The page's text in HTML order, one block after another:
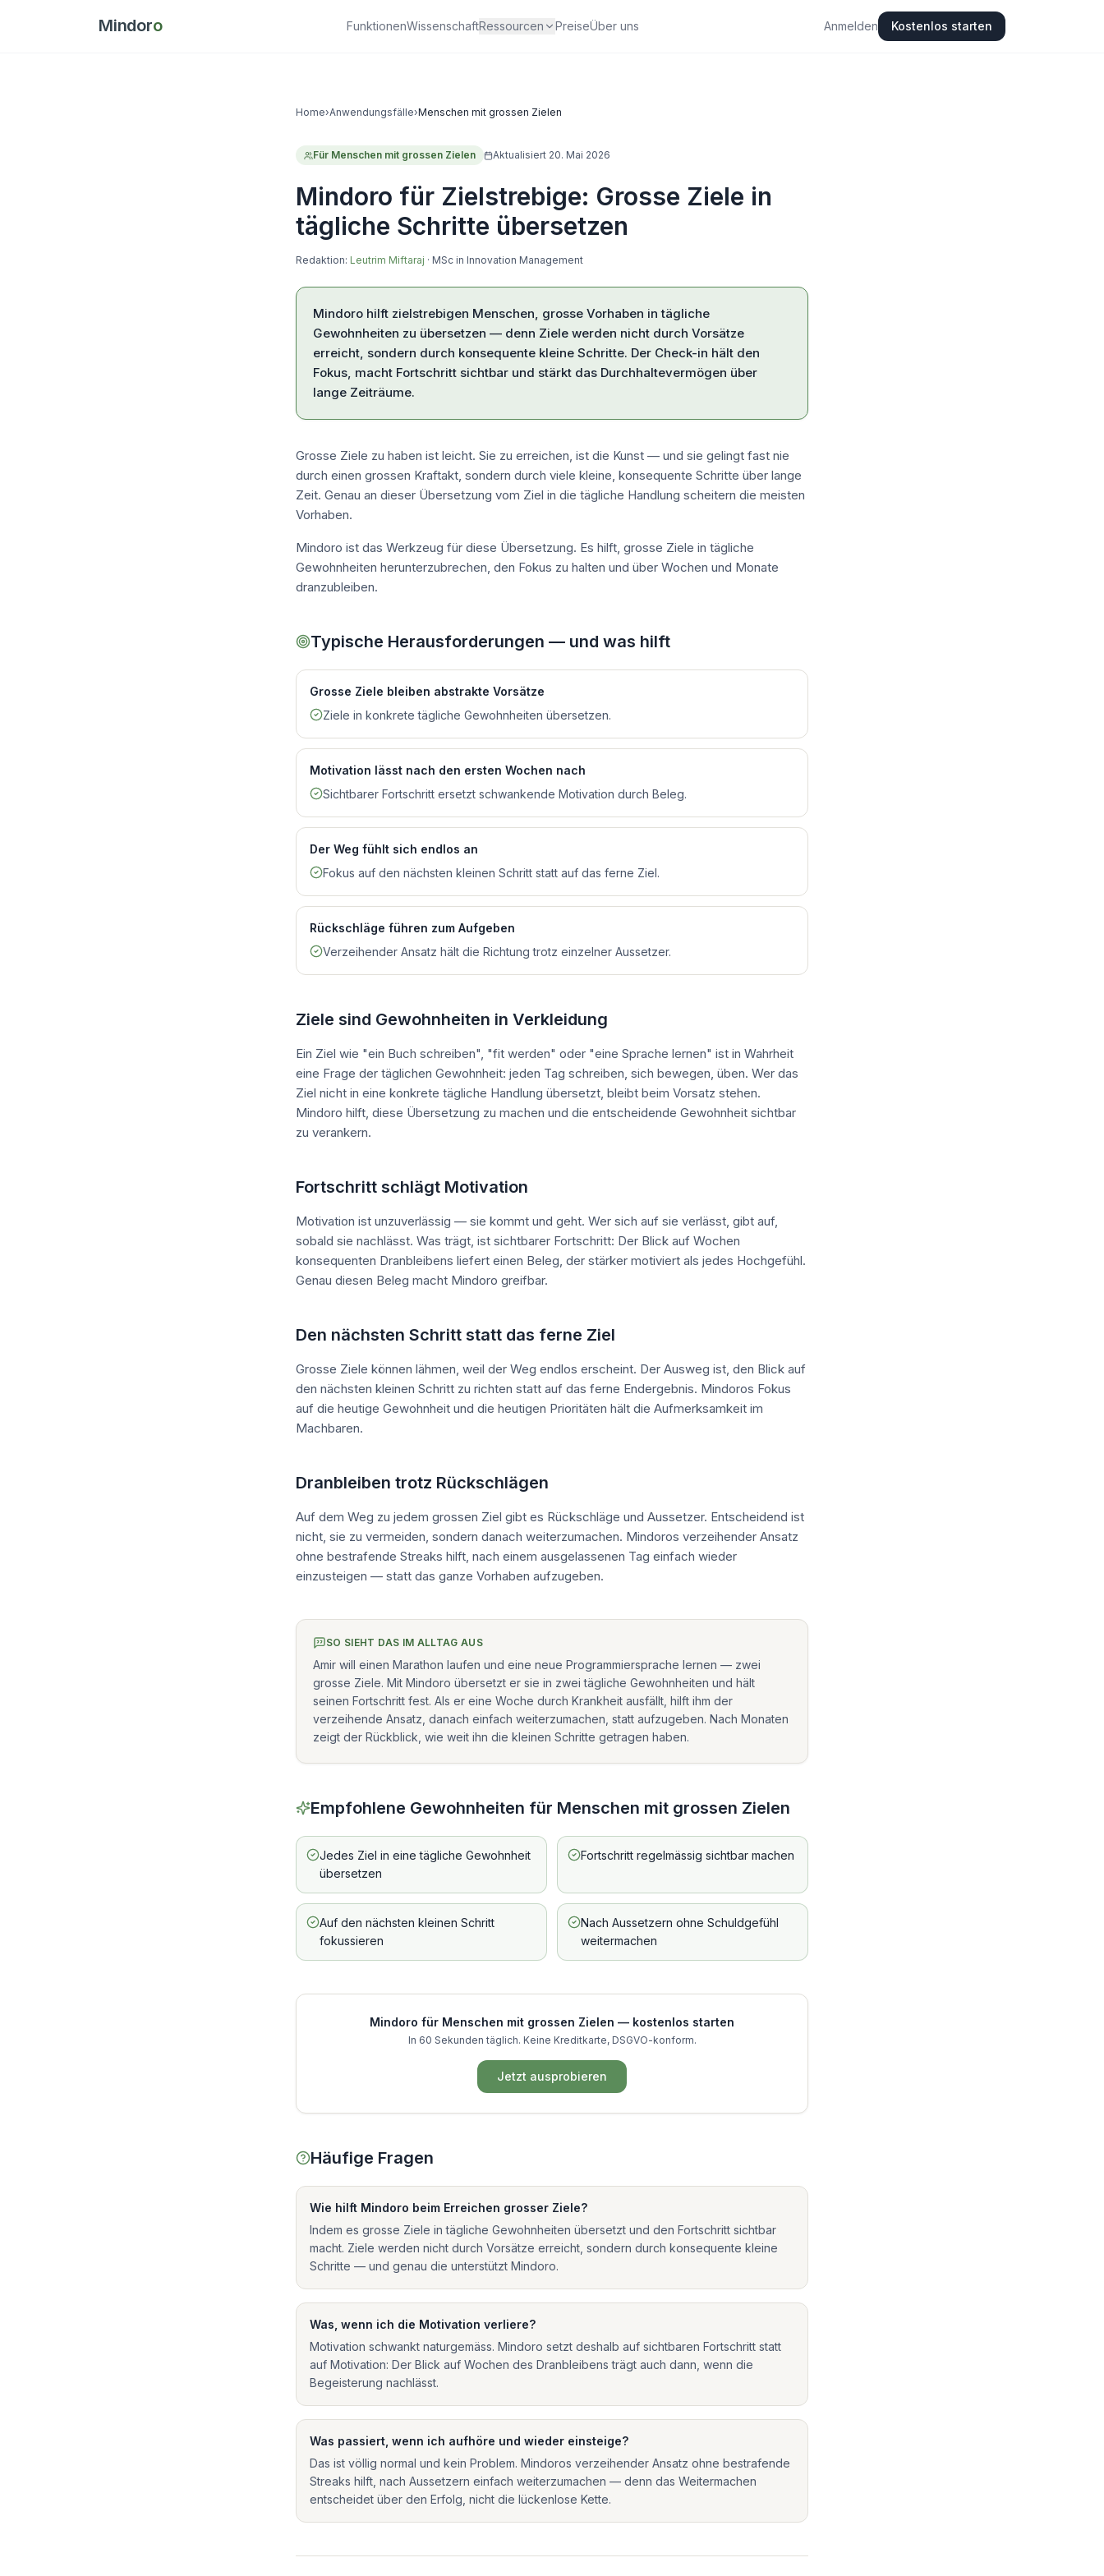
Mindoro FunktionenWissenschaftRessourcen PreiseÜber uns Anmelden Kostenlos starten
Home›Anwendungsfälle›Menschen mit grossen Zielen
Für Menschen mit grossen Zielen Aktualisiert 20. Mai 2026
Mindoro für Zielstrebige: Grosse Ziele in
tägliche Schritte übersetzen
Redaktion: Leutrim Miftaraj · MSc in Innovation Management
Mindoro hilft zielstrebigen Menschen, grosse Vorhaben in tägliche
Gewohnheiten zu übersetzen — denn Ziele werden nicht durch Vorsätze
erreicht, sondern durch konsequente kleine Schritte. Der Check-in hält den
Fokus, macht Fortschritt sichtbar und stärkt das Durchhaltevermögen über
lange Zeiträume.
Grosse Ziele zu haben ist leicht. Sie zu erreichen, ist die Kunst — und sie gelingt fast nie
durch einen grossen Kraftakt, sondern durch viele kleine, konsequente Schritte über lange
Zeit. Genau an dieser Übersetzung vom Ziel in die tägliche Handlung scheitern die meisten
Vorhaben.
Mindoro ist das Werkzeug für diese Übersetzung. Es hilft, grosse Ziele in tägliche
Gewohnheiten herunterzubrechen, den Fokus zu halten und über Wochen und Monate
dranzubleiben.
Typische Herausforderungen — und was hilft
Grosse Ziele bleiben abstrakte Vorsätze
Ziele in konkrete tägliche Gewohnheiten übersetzen.
Motivation lässt nach den ersten Wochen nach
Sichtbarer Fortschritt ersetzt schwankende Motivation durch Beleg.
Der Weg fühlt sich endlos an
Fokus auf den nächsten kleinen Schritt statt auf das ferne Ziel.
Rückschläge führen zum Aufgeben
Verzeihender Ansatz hält die Richtung trotz einzelner Aussetzer.
Ziele sind Gewohnheiten in Verkleidung
Ein Ziel wie "ein Buch schreiben", "fit werden" oder "eine Sprache lernen" ist in Wahrheit
eine Frage der täglichen Gewohnheit: jeden Tag schreiben, sich bewegen, üben. Wer das
Ziel nicht in eine konkrete tägliche Handlung übersetzt, bleibt beim Vorsatz stehen.
Mindoro hilft, diese Übersetzung zu machen und die entscheidende Gewohnheit sichtbar
zu verankern.
Fortschritt schlägt Motivation
Motivation ist unzuverlässig — sie kommt und geht. Wer sich auf sie verlässt, gibt auf,
sobald sie nachlässt. Was trägt, ist sichtbarer Fortschritt: Der Blick auf Wochen
konsequenten Dranbleibens liefert einen Beleg, der stärker motiviert als jedes Hochgefühl.
Genau diesen Beleg macht Mindoro greifbar.
Den nächsten Schritt statt das ferne Ziel
Grosse Ziele können lähmen, weil der Weg endlos erscheint. Der Ausweg ist, den Blick auf
den nächsten kleinen Schritt zu richten statt auf das ferne Endergebnis. Mindoros Fokus
auf die heutige Gewohnheit und die heutigen Prioritäten hält die Aufmerksamkeit im
Machbaren.
Dranbleiben trotz Rückschlägen
Auf dem Weg zu jedem grossen Ziel gibt es Rückschläge und Aussetzer. Entscheidend ist
nicht, sie zu vermeiden, sondern danach weiterzumachen. Mindoros verzeihender Ansatz
ohne bestrafende Streaks hilft, nach einem ausgelassenen Tag einfach wieder
einzusteigen — statt das ganze Vorhaben aufzugeben.
SO SIEHT DAS IM ALLTAG AUS
Amir will einen Marathon laufen und eine neue Programmiersprache lernen — zwei
grosse Ziele. Mit Mindoro übersetzt er sie in zwei tägliche Gewohnheiten und hält
seinen Fortschritt fest. Als er eine Woche durch Krankheit ausfällt, hilft ihm der
verzeihende Ansatz, danach einfach weiterzumachen, statt aufzugeben. Nach Monaten
zeigt der Rückblick, wie weit ihn die kleinen Schritte getragen haben.
Empfohlene Gewohnheiten für Menschen mit grossen Zielen
Jedes Ziel in eine tägliche Gewohnheit
übersetzen
Fortschritt regelmässig sichtbar machen
Auf den nächsten kleinen Schritt
fokussieren
Nach Aussetzern ohne Schuldgefühl
weitermachen
Mindoro für Menschen mit grossen Zielen — kostenlos starten
In 60 Sekunden täglich. Keine Kreditkarte, DSGVO-konform.
Jetzt ausprobieren
Häufige Fragen
Wie hilft Mindoro beim Erreichen grosser Ziele?
Indem es grosse Ziele in tägliche Gewohnheiten übersetzt und den Fortschritt sichtbar
macht. Ziele werden nicht durch Vorsätze erreicht, sondern durch konsequente kleine
Schritte — und genau die unterstützt Mindoro.
Was, wenn ich die Motivation verliere?
Motivation schwankt naturgemäss. Mindoro setzt deshalb auf sichtbaren Fortschritt statt
auf Motivation: Der Blick auf Wochen des Dranbleibens trägt auch dann, wenn die
Begeisterung nachlässt.
Was passiert, wenn ich aufhöre und wieder einsteige?
Das ist völlig normal und kein Problem. Mindoros verzeihender Ansatz ohne bestrafende
Streaks hilft, nach Aussetzern einfach weiterzumachen — denn das Weitermachen
entscheidet über den Erfolg, nicht die lückenlose Kette.